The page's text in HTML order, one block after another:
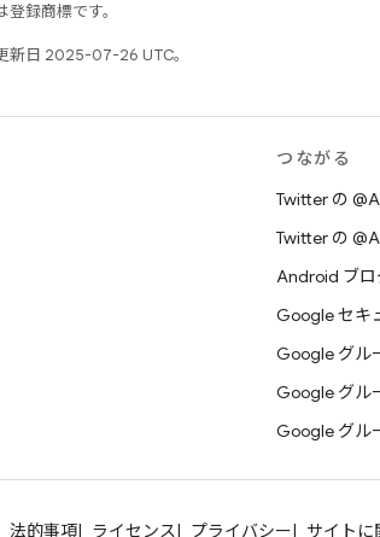
登録商標です。
新日 2025-07-26 UTC。
つながる
Twitter の
Twitter の
Android ブロ
Google セキ
Google グル
Google グル
Google グル
法的事項 ライセンス プライバシー サイトに